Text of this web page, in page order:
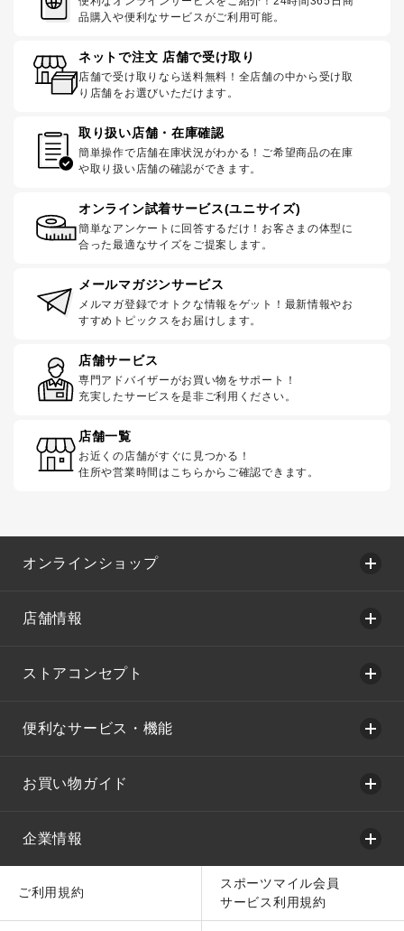
品購入や便利なサービスがご利用可能。
ネットで注文 店舗で受け取り
店舗で受け取りなら送料無料！全店舗の中から受け取
り店舗をお選びいただけます。
取り扱い店舗・在庫確認
簡単操作で店舗在庫状況がわかる！ご希望商品の在庫
や取り扱い店舗の確認ができます。
オンライン試着サービス(ユニサイズ)
簡単なアンケートに回答するだけ！お客さまの体型に
合った最適なサイズをご提案します。
メールマガジンサービス
メルマガ登録でオトクな情報をゲット！最新情報やお
すすめトピックスをお届けします。
店舗サービス
専門アドバイザーがお買い物をサポート！
充実したサービスを是非ご利用ください。
店舗一覧
お近くの店舗がすぐに見つかる！
住所や営業時間はこちらからご確認できます。
オンラインショップ
店舗情報
ストアコンセプト
便利なサービス・機能
お買い物ガイド
企業情報
ご利用規約
スポーツマイル会員
サービス利用規約